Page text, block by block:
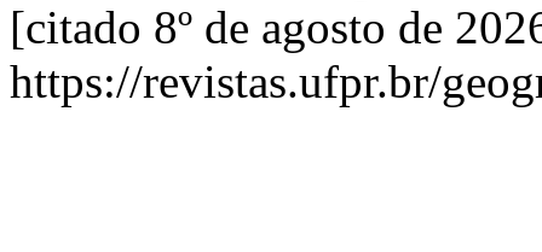
[citado 8º de agosto de
https://revistas.ufpr.br/